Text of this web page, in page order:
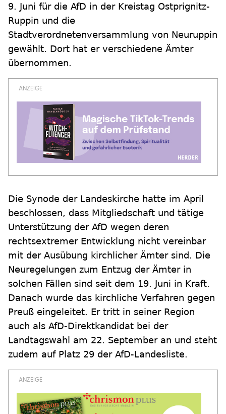
9. Juni für die AfD in der Kreistag Ostprignitz-
Ruppin und die
Stadtverordnetenversammlung von Neuruppin
gewählt. Dort hat er verschiedene Ämter
übernommen.
Die Synode der Landeskirche hatte im April
beschlossen, dass Mitgliedschaft und tätige
Unterstützung der AfD wegen deren
rechtsextremer Entwicklung nicht vereinbar
mit der Ausübung kirchlicher Ämter sind. Die
Neuregelungen zum Entzug der Ämter in
solchen Fällen sind seit dem 19. Juni in Kraft.
Danach wurde das kirchliche Verfahren gegen
Preuß eingeleitet. Er tritt in seiner Region
auch als AfD-Direktkandidat bei der
Landtagswahl am 22. September an und steht
zudem auf Platz 29 der AfD-Landesliste.